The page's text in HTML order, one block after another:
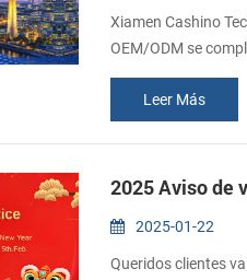
Xiamen Cashino
OEM/ODM se
febrero, le
hardware para el
minorista. En
Leer Más
2025 Aviso de
2025-01-22
Queridos clientes